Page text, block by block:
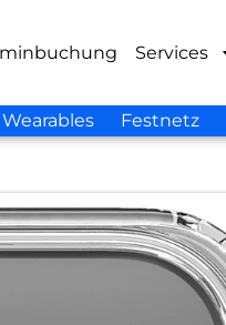
Services
Wearables Festnetz